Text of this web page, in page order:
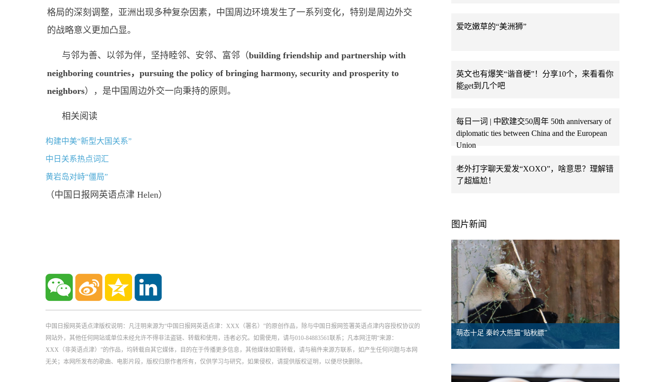
格局的深刻调整，亚洲出现多种复杂因素，中国周边环境发生了一系列变化，特别是周边外交
的战略意义更加凸显。
与邻为善、以邻为伴，坚持睦邻、安邻、富邻（building friendship and partnership with
neighboring countries，pursuing the policy of bringing harmony, security and prosperity to
neighbors），是中国周边外交一向秉持的原则。
相关阅读
构建中美“新型大国关系”
中日关系热点词汇
黄岩岛对峙“僵局”
（中国日报网英语点津 Helen）
中国日报网英语点津版权说明：凡注明来源为“中国日报网英语点津：XXX（署名）”的原创作品，除与中国日报网签署英语点津内容授权协议的
网站外，其他任何网站或单位未经允许不得非法盗链、转载和使用，违者必究。如需使用，请与010-84883561联系；凡本网注明“来源：
XXX（非英语点津）”的作品，均转载自其它媒体，目的在于传播更多信息，其他媒体如需转载，请与稿件来源方联系，如产生任何问题与本网
无关；本网所发布的歌曲、电影片段，版权归原作者所有，仅供学习与研究，如果侵权，请提供版权证明，以便尽快删除。
爱吃嫩草的“美洲狮”
英文也有爆笑“谐音梗”！分享10个，来看看你
能get到几个吧
每日一词 | 中欧建交50周年 50th anniversary of
diplomatic ties between China and the European
Union
老外打字聊天爱发“XOXO”，啥意思？理解错
了超尴尬！
图片新闻
萌态十足 秦岭大熊猫“贴秋膘”